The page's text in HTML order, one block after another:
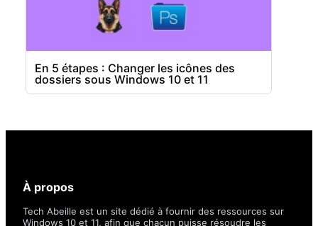
En 5 étapes : Changer les icônes des
dossiers sous Windows 10 et 11
À propos
Tech Abeille est un site dédié à fournir des ressources sur
Windows 10 et 11, afin que chacun puisse résoudre les